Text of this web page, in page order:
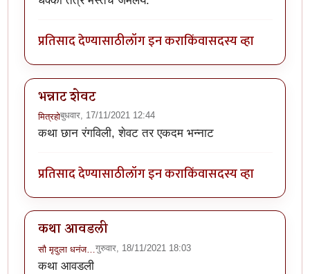
प्रतिसाद देण्यासाठीलॉग इन कराकिंवासदस्य व्हा
भन्नाट शेवट
मित्रहोबुधवार, 17/11/2021 12:44
कथा छान रंगविली, शेवट तर एकदम भन्नाट
प्रतिसाद देण्यासाठीलॉग इन कराकिंवासदस्य व्हा
कथा आवडली
सौ मृदुला धनंज… गुरुवार, 18/11/2021 18:03
कथा आवडली